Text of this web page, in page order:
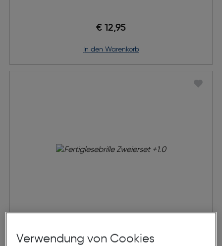
€ 12,95
in den Warenkorb
Fertiglesebrille Zweierset
Verwendung von Cookies